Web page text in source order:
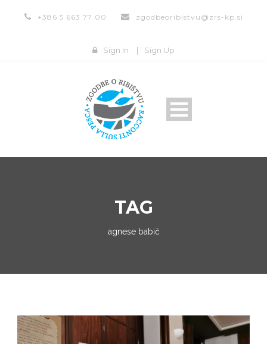
+386 5 663 77 00 zgodbeoribistvu@zrs-kp.si
Sign In | Sign Up
SL
TAG
agnese babič